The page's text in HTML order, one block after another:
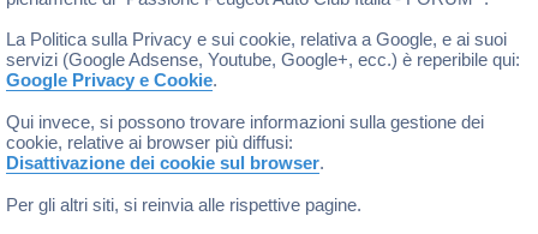
La Politica sulla Privacy e sui cookie, relativa a Google, e ai suoi
servizi (Google Adsense, Youtube, Google+, ecc.) è reperibile qui:
Google Privacy e Cookie.
Qui invece, si possono trovare informazioni sulla gestione dei
cookie, relative ai browser più diffusi:
Disattivazione dei cookie sul browser.
Per gli altri siti, si reinvia alle rispettive pagine.